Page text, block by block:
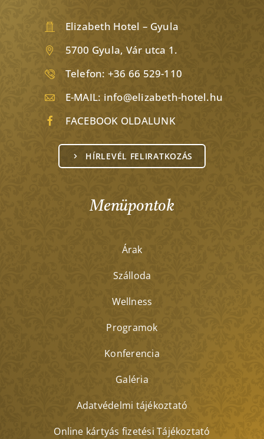
Elizabeth Hotel – Gyula
5700 Gyula, Vár utca 1.
Telefon: +36 66 529-110
E-MAIL: info@elizabeth-hotel.hu
FACEBOOK OLDALUNK
HÍRLEVÉL FELIRATKOZÁS
Menüpontok
Árak
Szálloda
Wellness
Programok
Konferencia
Galéria
Adatvédelmi tájékoztató
Online kártyás fizetési Tájékoztató